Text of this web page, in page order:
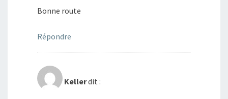
Bonne route
Répondre
Kellerdit :